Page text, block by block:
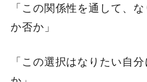
「この関係性を通して、
か否か」
「この選択はなりたい自